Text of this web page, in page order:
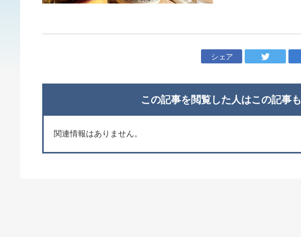
シェア
この記事を閲覧した人はこの記事も
関連情報はありません。